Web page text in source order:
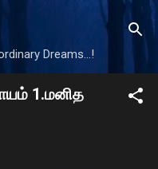
Dreams...!
1.மனித